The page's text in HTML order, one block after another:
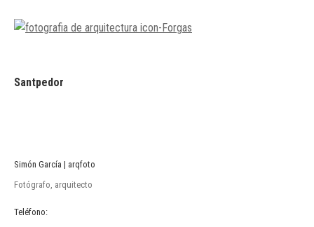
Santpedor
Simón García | arqfoto
Fotógrafo, arquitecto
Teléfono: